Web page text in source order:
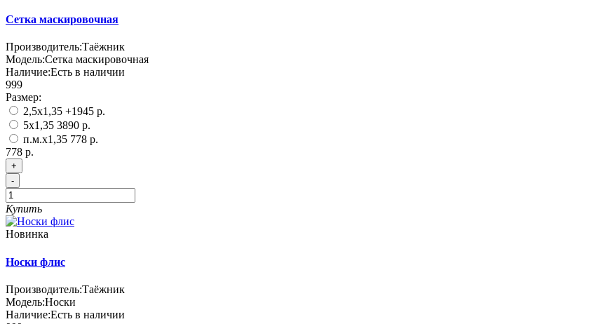
Сетка маскировочная
Производитель:Таёжник
Модель:Сетка маскировочная
Наличие:Есть в наличии
999
Размер:
2,5х1,35 +1945 р.
5х1,35 3890 р.
п.м.х1,35 778 р.
778 р.
+
-
Купить
Новинка
Носки флис
Производитель:Таёжник
Модель:Носки
Наличие:Есть в наличии